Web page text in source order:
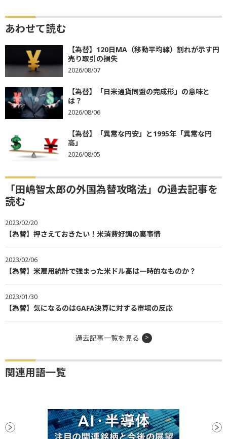
あわせて読む
【為替】120日MA（移動平均線）割れが示す円
売り取引の損失
2026/08/07
【為替】「日米通貨同盟の完成形」の意味と
は？
2026/08/06
【為替】「異常な円安」と1995年「異常な円
高」
2026/08/05
「田嶋智太郎の外国為替攻略法」の過去記事を
読む
2023/02/20
【為替】押さえておきたい！米消費好調の裏事情
2023/02/06
【為替】米雇用統計で強まった米ドル高は一時的なものか？
2023/01/30
【為替】気になるのはGAFA決算に対する市場の反応
過去記事一覧を見る
関連用語一覧